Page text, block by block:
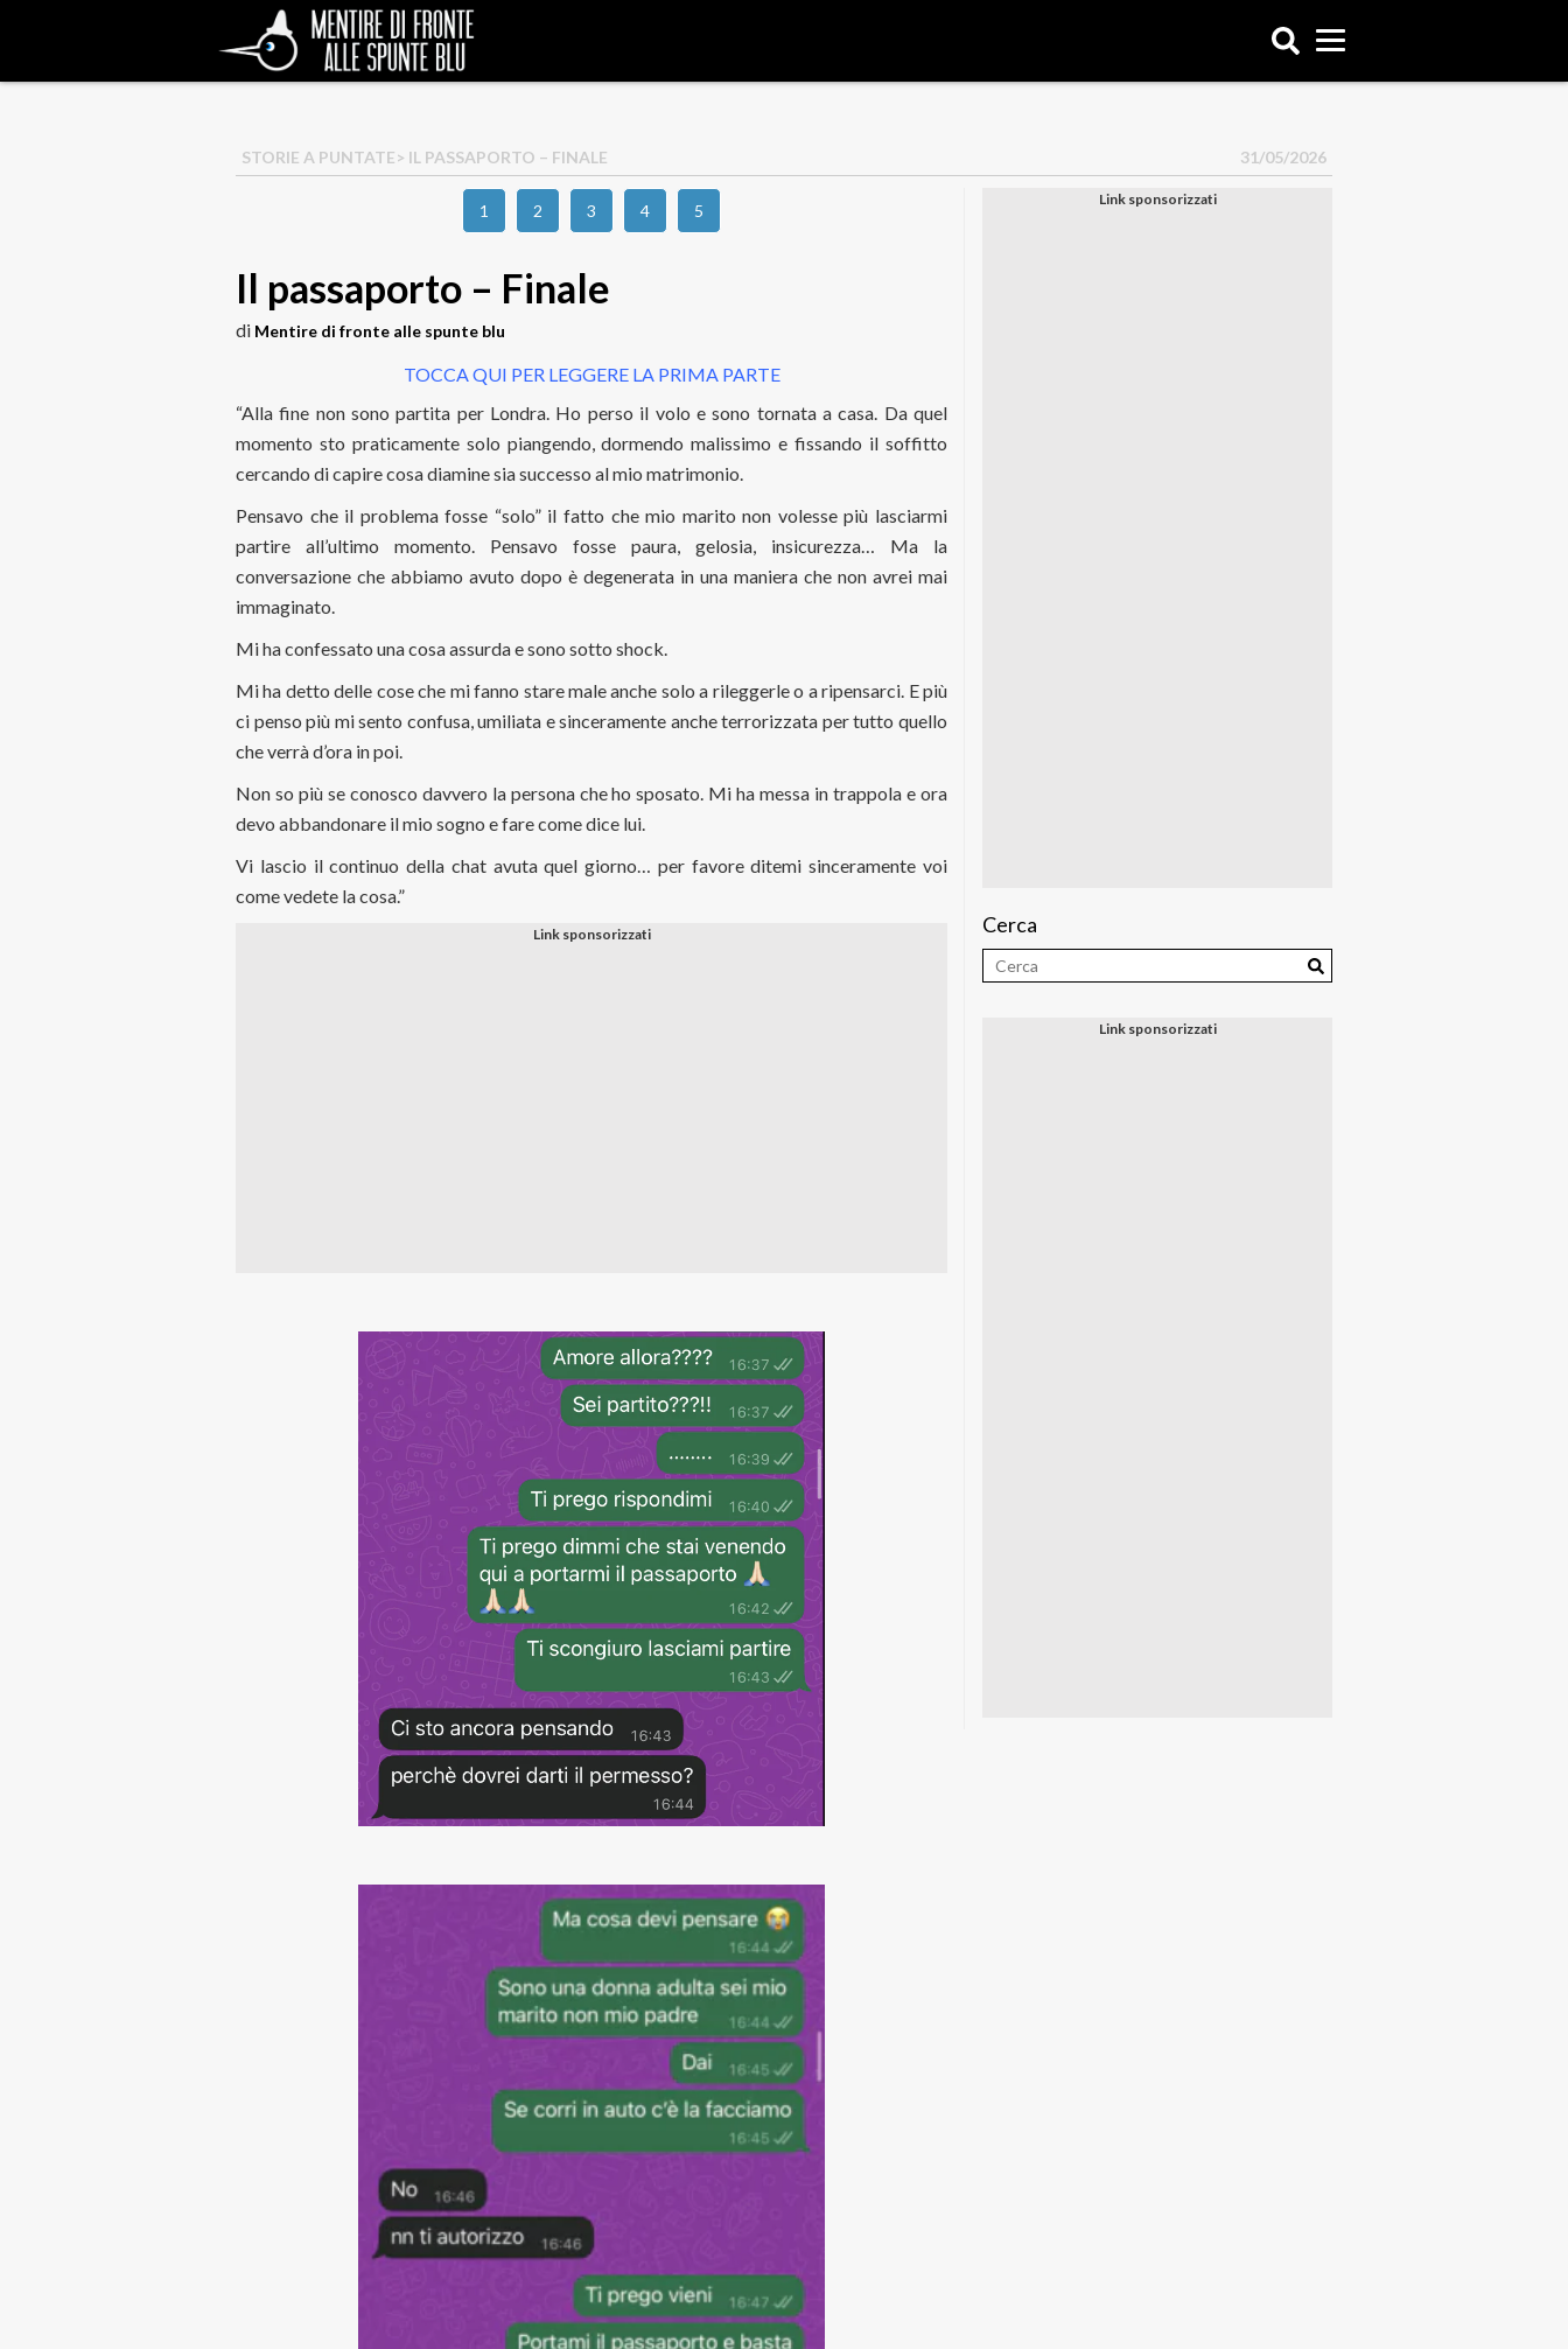
STORIE A PUNTATE> IL PASSAPORTO – FINALE 31/05/2026
1 2 3 4 5
Il passaporto – Finale
di Mentire di fronte alle spunte blu
TOCCA QUI PER LEGGERE LA PRIMA PARTE
“Alla fine non sono partita per Londra. Ho perso il volo e sono tornata a casa. Da quel
momento sto praticamente solo piangendo, dormendo malissimo e fissando il soffitto
cercando di capire cosa diamine sia successo al mio matrimonio.
Pensavo che il problema fosse “solo” il fatto che mio marito non volesse più lasciarmi
partire all’ultimo momento. Pensavo fosse paura, gelosia, insicurezza… Ma la
conversazione che abbiamo avuto dopo è degenerata in una maniera che non avrei mai
immaginato.
Mi ha confessato una cosa assurda e sono sotto shock.
Mi ha detto delle cose che mi fanno stare male anche solo a rileggerle o a ripensarci. E più
ci penso più mi sento confusa, umiliata e sinceramente anche terrorizzata per tutto quello
che verrà d’ora in poi.
Non so più se conosco davvero la persona che ho sposato. Mi ha messa in trappola e ora
devo abbandonare il mio sogno e fare come dice lui.
Vi lascio il continuo della chat avuta quel giorno… per favore ditemi sinceramente voi
come vedete la cosa.”
Cerca